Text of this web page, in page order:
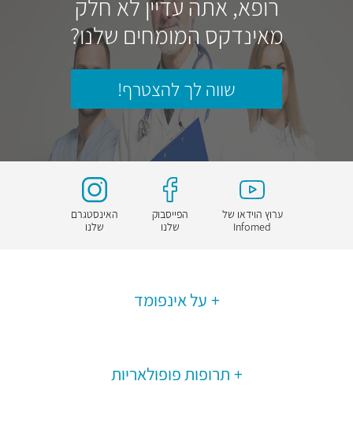
רופא, אתה עדיין לא חלק
מאינדקס המומחים שלנו?
שווה לך להצטרף!
ערוץ הוידאו של
Infomed
הפייסבוק
שלנו
האינסטגרם
שלנו
על אינפומד
תרופות פופולאריות